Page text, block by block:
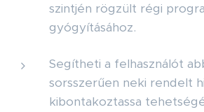
szintjén rögzült régi
gyógyításához.
Segítheti a felhasználót
sorsszerűen neki rendelt
kibontakoztassa